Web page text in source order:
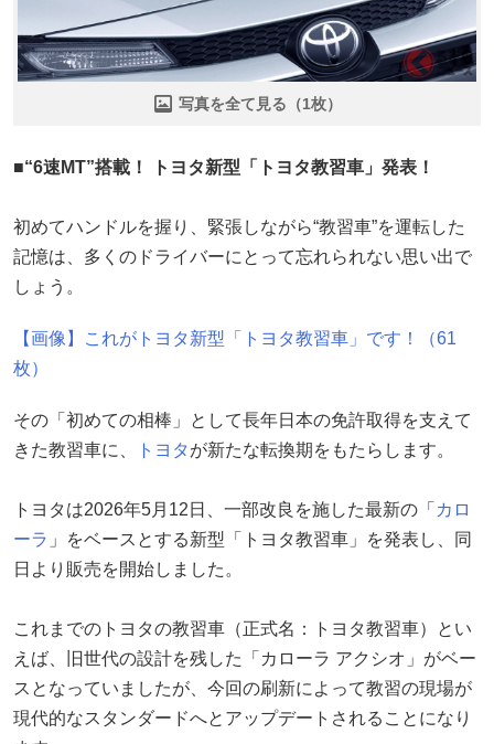
写真を全て見る（1枚）
■“6速MT”搭載！ トヨタ新型「トヨタ教習車」発表！
初めてハンドルを握り、緊張しながら“教習車”を運転した
記憶は、多くのドライバーにとって忘れられない思い出で
しょう。
【画像】これがトヨタ新型「トヨタ教習車」です！（61
枚）
その「初めての相棒」として長年日本の免許取得を支えて
きた教習車に、
トヨタ が新たな転換期をもたらします。
トヨタは2026年5月12日、一部改良を施した最新の「 カロ
ーラ 」をベースとする新型「トヨタ教習車」を発表し、同
日より販売を開始しました。
これまでのトヨタの教習車（正式名：トヨタ教習車）とい
えば、旧世代の設計を残した「カローラ アクシオ」がベー
スとなっていましたが、今回の刷新によって教習の現場が
現代的なスタンダードへとアップデートされることになり